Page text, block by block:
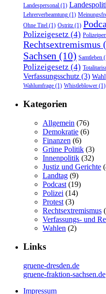
Landespersonal (1)
Lehrerverbeamtung (1)
Ohne Titel (1) Ostritz (1)
Polizeigesetz (4)
Rechtsextremismus
Sachsen (10) Samtleben
Polizeigesetz (4)
Verfassungsschutz (3)
Wahlumfrage (1) Whistleblower (1)
Kategorien
Allgemein (76)
Demokratie (6)
Finanzen (6)
Grüne Politik (3)
Innenpolitik (32)
Justiz und Gerichte
Landtag (9)
Podcast (19)
Polizei (14)
Protest (3)
Rechtsextremismus
Verfassungs- und
Wahlen (2)
Links
gruene-dresden.de
gruene-fraktion-sachsen.de
Impressum